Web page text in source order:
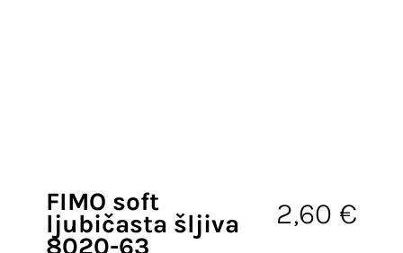
FIMO soft
ljubičasta šljiva
8020-63
2,60 €